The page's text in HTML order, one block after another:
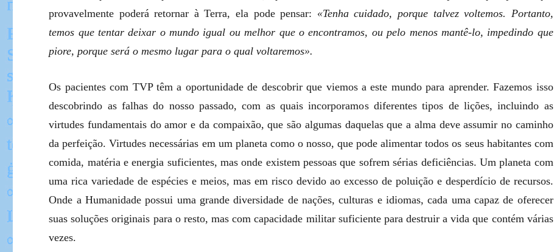
provavelmente poderá retornar à Terra, ela pode pensar: «Tenha cuidado, porque talvez voltemos. Portanto,
temos que tentar deixar o mundo igual ou melhor que o encontramos, ou pelo menos mantê-lo, impedindo que
piore, porque será o mesmo lugar para o qual voltaremos».
Os pacientes com TVP têm a oportunidade de descobrir que viemos a este mundo para aprender. Fazemos isso
descobrindo as falhas do nosso passado, com as quais incorporamos diferentes tipos de lições, incluindo as
virtudes fundamentais do amor e da compaixão, que são algumas daquelas que a alma deve assumir no caminho
da perfeição. Virtudes necessárias em um planeta como o nosso, que pode alimentar todos os seus habitantes com
comida, matéria e energia suficientes, mas onde existem pessoas que sofrem sérias deficiências. Um planeta com
uma rica variedade de espécies e meios, mas em risco devido ao excesso de poluição e desperdício de recursos.
Onde a Humanidade possui uma grande diversidade de nações, culturas e idiomas, cada uma capaz de oferecer
suas soluções originais para o resto, mas com capacidade militar suficiente para destruir a vida que contém várias
vezes.